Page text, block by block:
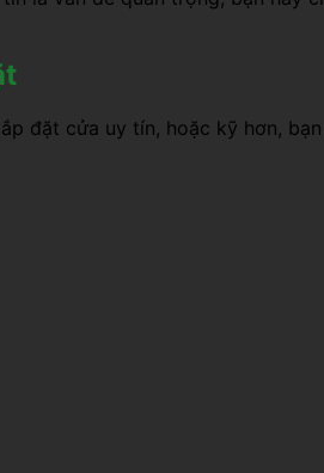
đặt cửa uy tín, hoặc kỹ hơn,